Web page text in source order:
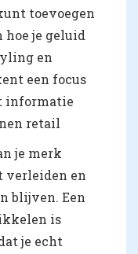
toevoegen
je geluid
en
een focus
informatie
retail
je merk
verleiden en
blijven. Een
is
je echt